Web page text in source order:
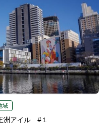
域
洲アイル #１